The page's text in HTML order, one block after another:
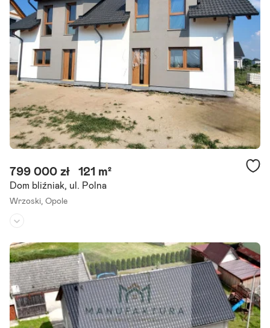
Na sprzedaż funkcjonalny dom w zabudowie szeregowej, wybudow
any w 2022 roku, położony na Osiedlu Sady w opolskich Bierkowica
ch. Nieruchomość oferuje 136,6 m powierzchni wraz.
Szczegóły ogłoszenia
Dom bliźniak, ul. Polna
Wrzoski, Opole
799 000 zł 121 m²
Liczba pokoi:4
Powierzchnia działki:340 m²
Oferta bez pośredników, kupujący nie płacie pcc. Marzysz o domu
wśród zieleni, z dala od miejskiego zgiełku, ale z szybkim dojazdem d
o miasta (mzk). Ta oferta jest właśnie dla Ciebie!.